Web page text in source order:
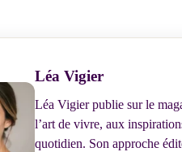
Léa Vigier
Léa Vigier publie sur le
l’art de vivre, aux
quotidien. Son approche